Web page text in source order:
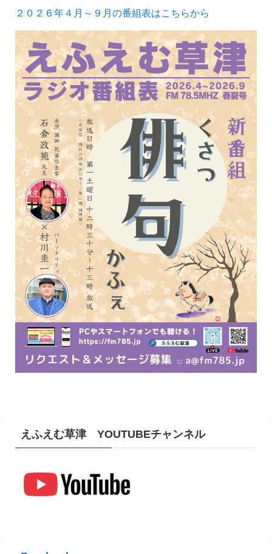
２０２６年４月～９月の番組表はこちらから
えふえむ草津 YOUTUBEチャンネル